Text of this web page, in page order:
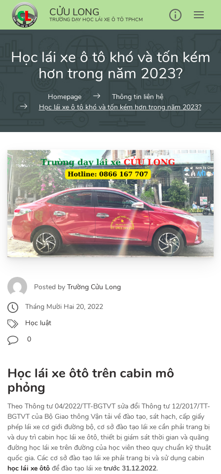
content
CỬU LONG
TRƯỜNG DẠY HỌC LÁI XE Ô TÔ TPHCM
Học lái xe ô tô khó và tốn kém
hơn trong năm 2023?
Homepage
Thông tin liên hệ
Học lái xe ô tô khó và tốn kém hơn trong năm 2023?
Posted by Trường Cửu Long
Tháng Mười Hai 20, 2022
Học luật
0
Học lái xe ôtô trên cabin mô
phỏng
Theo Thông tư 04/2022/TT-BGTVT sửa đổi Thông tư 12/2017/TT-
BGTVT của Bộ Giao thông Vận tải về đào tạo, sát hạch, cấp giấy
phép lái xe cơ giới đường bộ, cơ sở đào tạo lái xe cần phải trang bị
và duy trì cabin học lái xe ôtô, thiết bị giám sát thời gian và quãng
đường học lái xe trên đường của học viên theo quy chuẩn kỹ thuật
quốc gia. Các cơ sở đào tạo lái xe phải trang bị và sử dụng cabin
học lái xe ôtô để đào tạo lái xe trước 31.12.2022.